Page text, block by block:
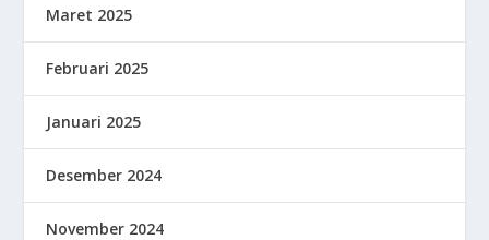
Maret 2025
Februari 2025
Januari 2025
Desember 2024
November 2024